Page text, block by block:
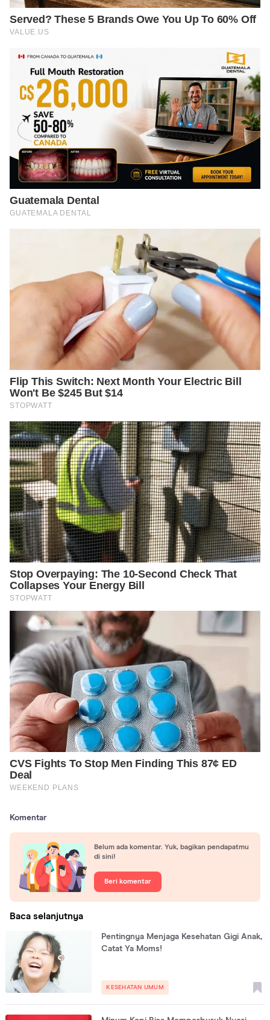
Komentar
Belum ada komentar. Yuk, bagikan pendapatmu
di sini!
Beri komentar
Baca selanjutnya
Pentingnya Menjaga Kesehatan Gigi Anak,
Catat Ya Moms!
KESEHATAN UMUM